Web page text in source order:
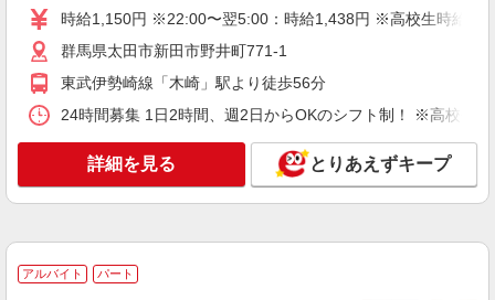
キープ
コンパスグループ・ジャパン株式会社 39635_p
調理補助【アルバイト・パート】
時給1,200円以上 試用期間中 時給1,200円以上
市藤阿久町345）
時給1,150円 ※22:00〜翌5:00：時給1,438円 ※高校生時給
群馬県太田市新田市野井町771-1
東武伊勢崎線「木崎」駅より徒歩56分
24時間募集 1日2時間、週2日からOKのシフト制！ ※高校生
詳細を見る とりあえずキープ
アルバイト パート